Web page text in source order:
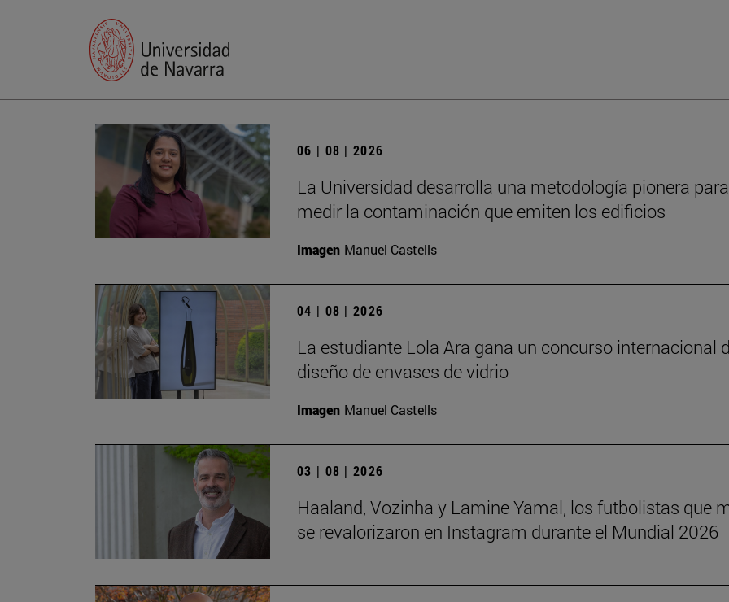
06 | 08 | 2026
La Universidad desarrolla una metodología pionera para
medir la contaminación que emiten los edificios
Imagen Manuel Castells
04 | 08 | 2026
La estudiante Lola Ara gana un concurso internacional
diseño de envases de vidrio
Imagen Manuel Castells
03 | 08 | 2026
Haaland, Vozinha y Lamine Yamal, los futbolistas que
se revalorizaron en Instagram durante el Mundial 2026